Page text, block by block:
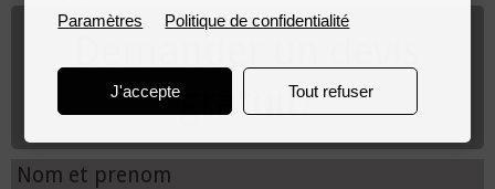
gratuit?
Nom et prenom
Paramètres Politique de confidentialité
J'accepte Tout refuser